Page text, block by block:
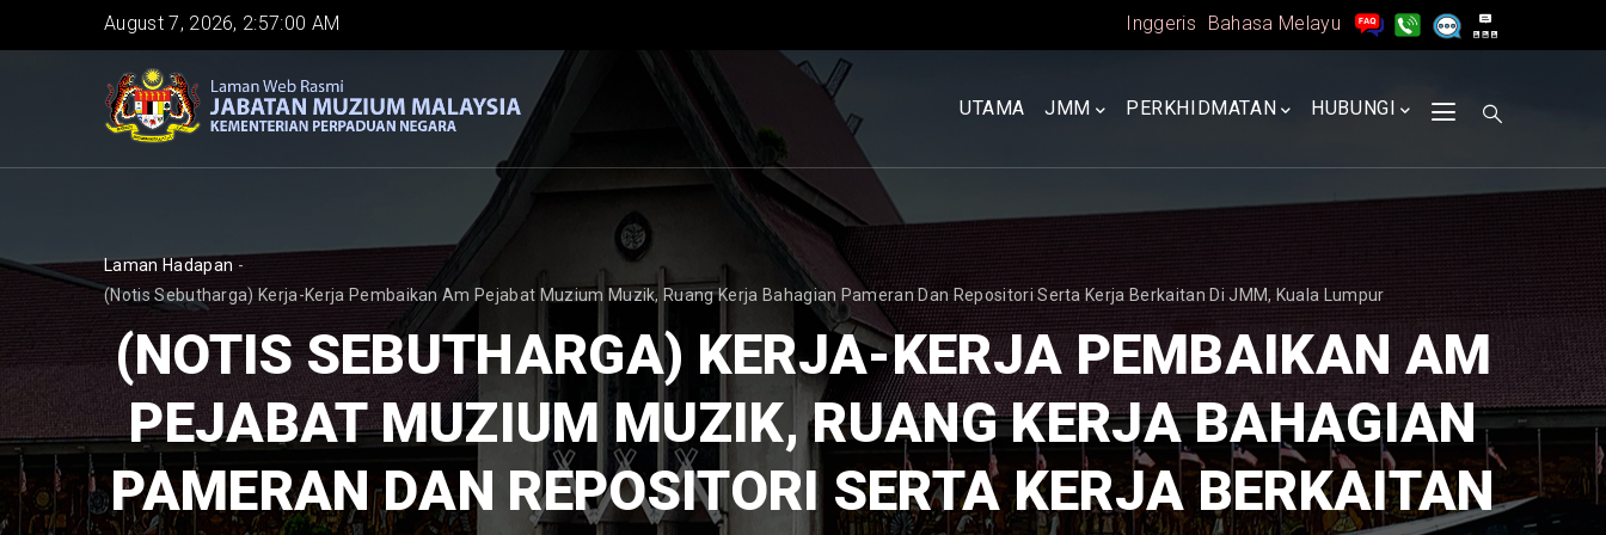
to
August 7, 2026, 2:57:01 AM Inggeris Bahasa Melayu
UTAMA
UTAMA JMM PERKHIDMATAN HUBUNGI
BREADCRUMB
Laman Hadapan -
(Notis Sebutharga) Kerja-Kerja Pembaikan Am Pejabat Muzium Muzik, Ruang Kerja Bahagian Pameran Dan Repositori Serta Kerja Berkaitan Di JMM, Kuala Lumpur
(NOTIS SEBUTHARGA) KERJA-KERJA PEMBAIKAN AM
PEJABAT MUZIUM MUZIK, RUANG KERJA BAHAGIAN
PAMERAN DAN REPOSITORI SERTA KERJA BERKAITAN